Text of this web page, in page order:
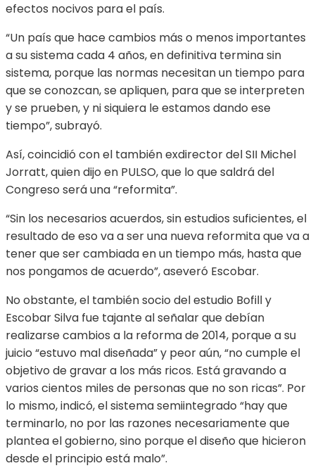
efectos nocivos para el país.
“Un país que hace cambios más o menos importantes
a su sistema cada 4 años, en definitiva termina sin
sistema, porque las normas necesitan un tiempo para
que se conozcan, se apliquen, para que se interpreten
y se prueben, y ni siquiera le estamos dando ese
tiempo”, subrayó.
Así, coincidió con el también exdirector del SII Michel
Jorratt, quien dijo en PULSO, que lo que saldrá del
Congreso será una “reformita”.
“Sin los necesarios acuerdos, sin estudios suficientes, el
resultado de eso va a ser una nueva reformita que va a
tener que ser cambiada en un tiempo más, hasta que
nos pongamos de acuerdo”, aseveró Escobar.
No obstante, el también socio del estudio Bofill y
Escobar Silva fue tajante al señalar que debían
realizarse cambios a la reforma de 2014, porque a su
juicio “estuvo mal diseñada” y peor aún, “no cumple el
objetivo de gravar a los más ricos. Está gravando a
varios cientos miles de personas que no son ricas”. Por
lo mismo, indicó, el sistema semiintegrado “hay que
terminarlo, no por las razones necesariamente que
plantea el gobierno, sino porque el diseño que hicieron
desde el principio está malo”.